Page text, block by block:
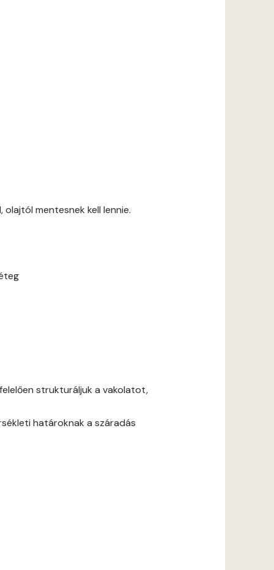
mentesnek kell lennie.
strukturáljuk a vakolatot,
határoknak a száradás